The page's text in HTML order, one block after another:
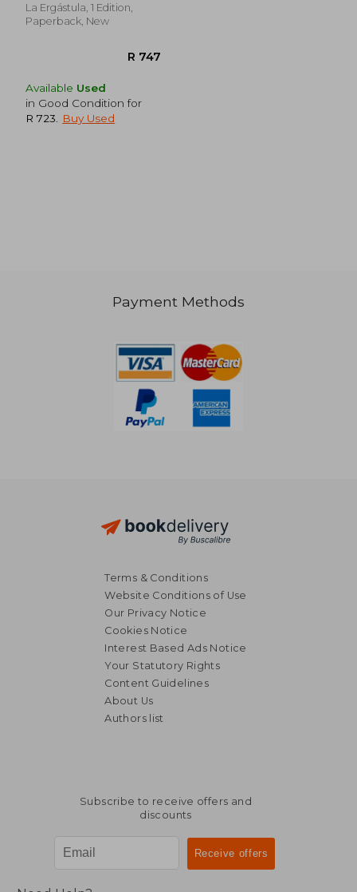
R 747
La Ergástula, 1 Edition,
Paperback, New
Available Used
in Good Condition for
R 723
Buy Used
Payment Methods
Terms & Conditions
Website Conditions of Use
Our Privacy Notice
Cookies Notice
Interest Based Ads Notice
Your Statutory Rights
Content Guidelines
About Us
Authors list
Subscribe to receive offers and
discounts